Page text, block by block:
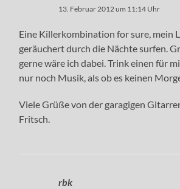
13. Februar 2012 um 11:14 Uhr
Eine Killerkombination for sure, mein
geräuchert durch die Nächte surfen.
gerne wäre ich dabei. Trink einen für
nur noch Musik, als ob es keinen
Viele Grüße von der garagigen
Fritsch.
rbk